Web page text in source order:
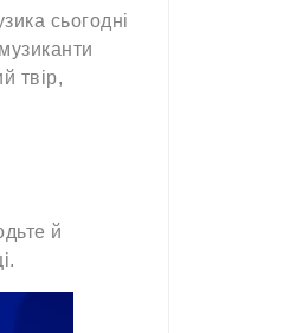
сьогодні
твір,
й